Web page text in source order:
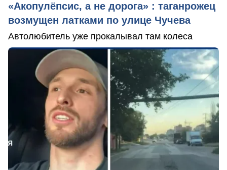
«Акопулёпсис, а не дорога» : таганрожец
возмущен латками по улице Чучева
Автолюбитель уже прокалывал там колеса